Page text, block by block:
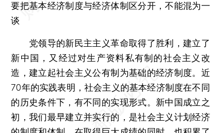
要把基本经济制度与经济体制区分开，不能混为一
谈
党领导的新民主主义革命取得了胜利，建立了
新中国，又经过对生产资料私有制的社会主义改
造，建立起社会主义公有制为基础的经济制度。近
70年的实践表明，社会主义的基本经济制度在不同
的历史条件下，有不同的实现形式。新中国成立之
初，我们最早建立并实行的，是社会主义计划经济